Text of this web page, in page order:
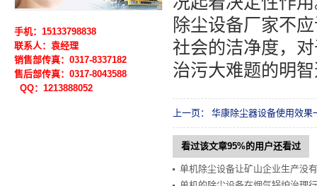
除尘设备厂家不
社会的洁净度，
治污大难题的明
上一页： 华康除尘器设备使用效果
看过该文章95%的用户还看过
单机除尘设备让矿山企业生产没
手机：15133798838
联系人：袁经理
销售部传真：0317-8337182
售后部传真：0317-8043588
QQ：1213888052